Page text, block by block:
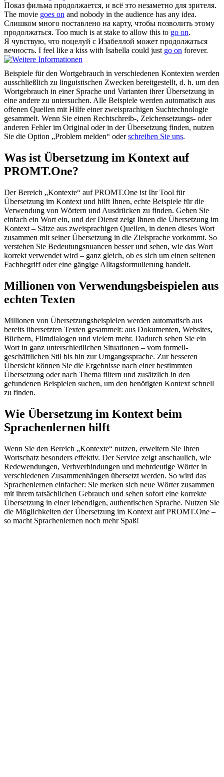
Показ фильма продолжается, и всё это незаметно для зрителя.
The movie goes on and nobody in the audience has any idea.
Слишком много поставлено на карту, чтобы позволить этому
продолжаться. Too much is at stake to allow this to go on.
Я чувствую, что поцелуй с Изабеллой может продолжаться
вечность. I feel like a kiss with Isabella could just go on forever.
Beispiele für den Wortgebrauch in verschiedenen Kontexten werden
ausschließlich zu linguistischen Zwecken bereitgestellt, d. h. um den
Wortgebrauch in einer Sprache und Varianten ihrer Übersetzung in
eine andere zu untersuchen. Alle Beispiele werden automatisch aus
offenen Quellen mit Hilfe einer zweisprachigen Suchtechnologie
gesammelt. Wenn Sie einen Rechtschreib-, Zeichensetzungs- oder
anderen Fehler im Original oder in der Übersetzung finden, nutzen
Sie die Option „Problem melden“ oderschreiben Sie uns.
Was ist Übersetzung im Kontext auf
PROMT.One?
Der Bereich „Kontexte“ auf PROMT.One ist Ihr Tool für
Übersetzung im Kontext und hilft Ihnen, echte Beispiele für die
Verwendung von Wörtern und Ausdrücken zu finden. Geben Sie
einfach ein Wort ein, und der Dienst zeigt Ihnen die Übersetzung im
Kontext – Sätze aus zweisprachigen Quellen, in denen dieses Wort
zusammen mit seiner Übersetzung in die Zielsprache vorkommt. So
verstehen Sie Bedeutungsnuancen besser und sehen, wie das Wort
korrekt verwendet wird – ganz gleich, ob es sich um einen seltenen
Fachbegriff oder eine gängige Alltagsformulierung handelt.
Millionen von Verwendungsbeispielen aus
echten Texten
Millionen von Übersetzungsbeispielen werden automatisch aus
bereits übersetzten Texten gesammelt: aus Dokumenten, Websites,
Büchern, Filmdialogen und vielem mehr. Dadurch sehen Sie ein
Wort in ganz unterschiedlichen Situationen – vom formell-
geschäftlichen Stil bis hin zur Umgangssprache. Zur besseren
Übersicht können Sie die Ergebnisse nach einer bestimmten
Übersetzung oder nach Thema filtern und zusätzlich in den
gefundenen Beispielen suchen, um den benötigten Kontext schnell
zu finden.
Wie Übersetzung im Kontext beim
Sprachenlernen hilft
Wenn Sie den Bereich „Kontexte“ nutzen, erweitern Sie Ihren
Wortschatz besonders effektiv. Der Service zeigt anschaulich, wie
Redewendungen, Verbverbindungen und mehrdeutige Wörter in
verschiedenen Zusammenhängen übersetzt werden. So wird das
Sprachenlernen einfacher: Sie merken sich neue Wörter zusammen
mit ihrem tatsächlichen Gebrauch und sehen sofort eine korrekte
Übersetzung in einer lebendigen, authentischen Sprache. Nutzen Sie
die Möglichkeiten der Übersetzung im Kontext auf PROMT.One –
so macht Sprachenlernen noch mehr Spaß!